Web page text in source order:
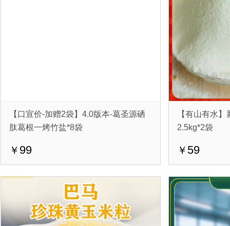
【口宣价-加赠2袋】4.0版本-葛圣源硒
肽葛根一烤竹盐*8袋
￥ 99
【有山有水
2.5kg*2袋
￥ 59